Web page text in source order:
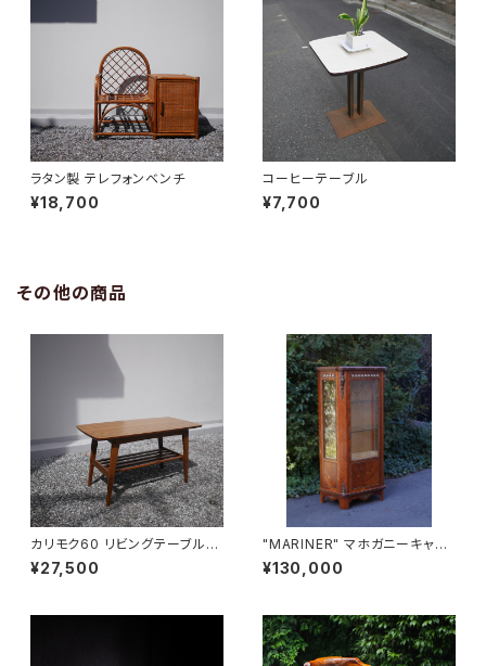
ラタン製 テレフォンベンチ
¥18,700
コーヒーテーブル
¥7,700
その他の商品
カリモク60 リビングテーブル
小
¥27,500
"MARINER" マホガニーキャビ
ネット
¥130,000